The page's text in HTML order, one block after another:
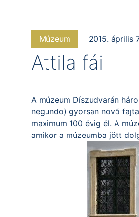
Múzeum 2015. április
Attila fái
A múzeum Díszudvarán
negundo) gyorsan növő
maximum 100 évig él. A
amikor a múzeumba jött